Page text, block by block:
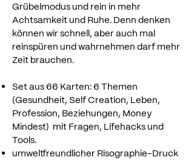
Grübelmodus und rein in mehr
Achtsamkeit und Ruhe. Denn denken
können wir schnell, aber auch mal
reinspüren und wahrnehmen darf mehr
Zeit brauchen.
Set aus 66 Karten: 6 Themen
(Gesundheit, Self Creation, Leben,
Profession, Beziehungen, Money
Mindest) mit Fragen, Lifehacks und
Tools.
umweltfreundlicher Risographie-Druck